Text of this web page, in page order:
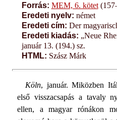
Forrás: MEM, 6. kötet
Eredeti nyelv: német
Eredeti cím: Der
Eredeti kiadás: „Neue
január 13. (194.) sz.
HTML: Szász Márk
Köln, január. Miközben
első visszacsapás a tavaly
ellen, a magyar rónákon